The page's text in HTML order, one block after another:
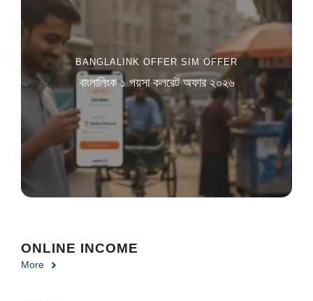
BANGLALINK OFFER SIM OFFER
বাংলালিংক ১ পয়সা কলরেট অফার ২০২৬
ONLINE INCOME
More